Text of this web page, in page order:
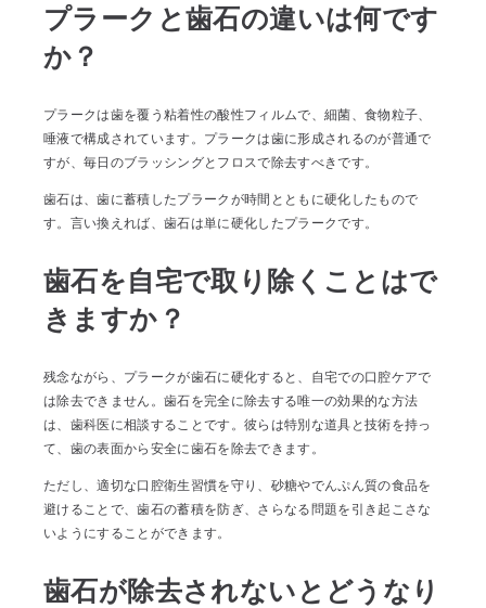
プラークと歯石の違いは何です
か？
プラークは歯を覆う粘着性の酸性フィルムで、細菌、食物粒子、
唾液で構成されています。プラークは歯に形成されるのが普通で
すが、毎日のブラッシングとフロスで除去すべきです。
歯石は、歯に蓄積したプラークが時間とともに硬化したもので
す。言い換えれば、歯石は単に硬化したプラークです。
歯石を自宅で取り除くことはで
きますか？
残念ながら、プラークが歯石に硬化すると、自宅での口腔ケアで
は除去できません。歯石を完全に除去する唯一の効果的な方法
は、歯科医に相談することです。彼らは特別な道具と技術を持っ
て、歯の表面から安全に歯石を除去できます。
ただし、適切な口腔衛生習慣を守り、砂糖やでんぷん質の食品を
避けることで、歯石の蓄積を防ぎ、さらなる問題を引き起こさな
いようにすることができます。
歯石が除去されないとどうなり